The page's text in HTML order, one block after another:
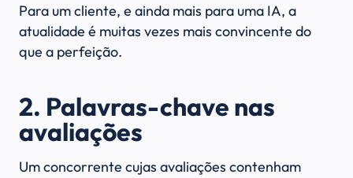
Para um cliente, e ainda mais para uma IA, a
atualidade é muitas vezes mais convincente do
que a perfeição.
2. Palavras-chave nas
avaliações
Um concorrente cujas avaliações contenham